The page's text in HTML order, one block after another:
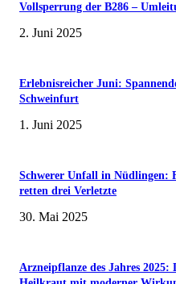
Vollsperrung der B286 –
2. Juni 2025
Erlebnisreicher Juni:
Schweinfurt
1. Juni 2025
Schwerer Unfall in Nüdlingen:
retten drei Verletzte
30. Mai 2025
Arzneipflanze des Jahres 2025: